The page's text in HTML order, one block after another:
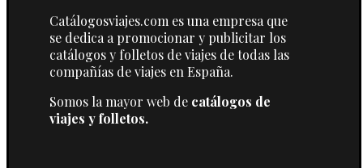
Catálogosviajes.com es una empresa que
se dedica a promocionar y publicitar los
catálogos y folletos de viajes de todas las
compañías de viajes en España.
Somos la mayor web de catálogos de
viajes y folletos.